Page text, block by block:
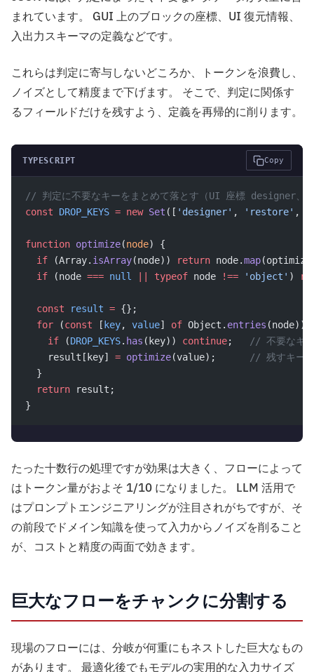
まれています。 GUI 上のブロックの座標、UI 復元情報、
入出力スキーマの定義などです。
これらは判定に寄与しないどころか、トークンを浪費し、
ノイズとして精度まで下げます。 そこで、判定に関係す
るフィールドだけを残すよう、定義を再帰的に削ります。
TYPESCRIPT Copy
// 判定に不要なキーをまとめて落とす（UI 座標 designer
const DROP_KEYS = new Set ([ 'designer' , 'restore' ,
function optimize(node) {
  if
(Array. isArray(node)) return node.map
  if
(node === null typeof node !== 'object' )
  const
result = {};
  for
(const [ key, value] of Object. entries (node))
    if
(DROP_KEYS. has (key)) continue;
// 不要なキ
    result[key]
= optimize(value);
// 残すキー
  }
  return
result;
}
たった十数行の処理ですが効果は大きく、フローによって
はトークン量がおよそ 1/10 になりました。 LLM 活用で
はプロンプトエンジニアリングが注目されがちですが、そ
の前段でドメイン知識を使って入力からノイズを削ること
が、コストと精度の両面で効きます。
巨大なフローをチャンクに分割する
現場のフローには、分岐が何重にもネストした巨大なもの
があります。 最適化後でもモデルの実用的な入力サイズ